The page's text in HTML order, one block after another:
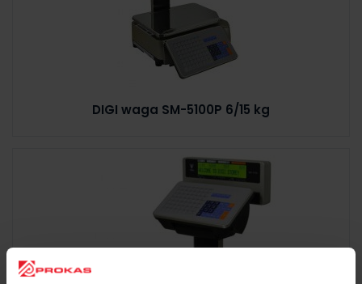
DIGI waga SM-5100P 6/15 kg